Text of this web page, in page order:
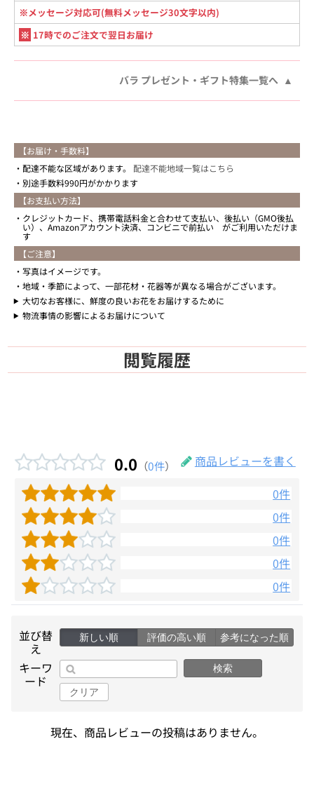
※メッセージ対応可(無料メッセージ30文字以内)
※ 17時でのご注文で翌日お届け
バラ プレゼント・ギフト特集一覧へ
【お届け・手数料】
配達不能な区域があります。 配達不能地域一覧はこちら
別途手数料990円がかかります
【お支払い方法】
クレジットカード、携帯電話料金と合わせて支払い、後払い（GMO後払
い）、Amazonアカウント決済、コンビニで前払い がご利用いただけま
す
【ご注意】
写真はイメージです。
地域・季節によって、一部花材・花器等が異なる場合がございます。
大切なお客様に、鮮度の良いお花をお届けするために
物流事情の影響によるお届けについて
閲覧履歴
0.0 （0件）
商品レビューを書く
0件
0件
0件
0件
0件
並び替
え
新しい順 評価の高い順 参考になった順
キーワ
ード
検索
クリア
現在、商品レビューの投稿はありません。